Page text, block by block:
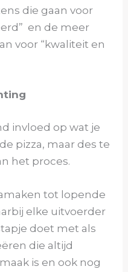
die gaan voor
en de meer
voor “kwaliteit en
invloed op wat je
pizza, maar des te
het proces.
tot lopende
elke uitvoerder
doet met als
die altijd
is en ook nog